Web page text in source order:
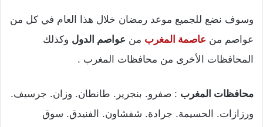
وسوف نضع للجميع موعد رمضان خلال هذا العام في كل من
عواصم من عاصمة المغرب من عواصم الدول وكذلك
المحافظات الأخرى من محافظات المغرب .
محافظات المغرب : صفرو. بنجرير. طانطان. وزان. جرسيف.
ورزازات. الحسيمة. جرادة. شفشاون. الفنيدق. سوق